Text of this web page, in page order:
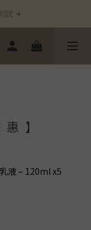
試 ✦
】